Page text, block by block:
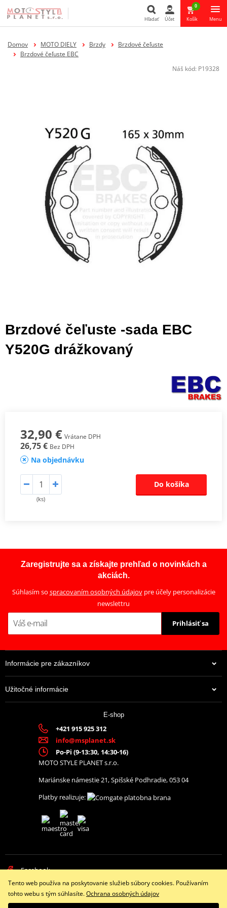
Hľadať Účet
0
Košík Menu
Domov MOTO DIELY Brzdy
Brzdové čeľuste
Brzdové čeľuste EBC
Náš kód: P19328
Brzdové čeľuste -sada EBC
Y520G drážkovaný
32,90 € Vrátane DPH
26,75 € Bez DPH
Na objednávku
(ks)
Do košíka
Zaregistrujte sa a získajte prehľad o novinkách a
akciách.
Súhlasím so spracovaním osobných údajovpre účely personalizácie
newslettru
Prihlásiť sa
Informácie pre zákazníkov
Užitočné informácie
E-shop
+421 915 925 312
info@msplanet.sk
Po-Pi (9-13:30, 14:30-16)
MOTO STYLE PLANET s.r.o.
Mariánske námestie 21, Spišské Podhradie, 053 04
Platby realizuje:
Facebook
Copyright © 2026 www.namotorku.sk
Tento web používa na poskytovanie služieb súbory cookies. Používaním
tohto webu s tým súhlasíte.Ochrana osobných údajov